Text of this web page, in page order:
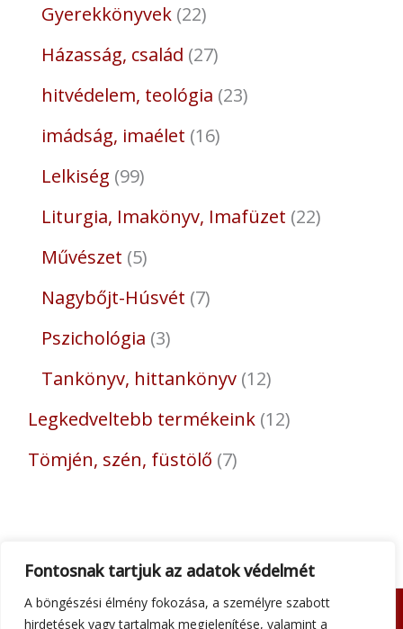
Fontosnak tartjuk az adatok védelmét
A böngészési élmény fokozása, a személyre szabott
hirdetések vagy tartalmak megjelenítése, valamint a
Gyerekkönyvek 22
Házasság, család 27
hitvédelem, teológia 23
imádság, imaélet 16
Lelkiség 99
Liturgia, Imakönyv, Imafüzet 22
Művészet 5
Nagybőjt-Húsvét 7
Pszichológia 3
Tankönyv, hittankönyv 12
Legkedveltebb termékeink 12
Tömjén, szén, füstölő 7